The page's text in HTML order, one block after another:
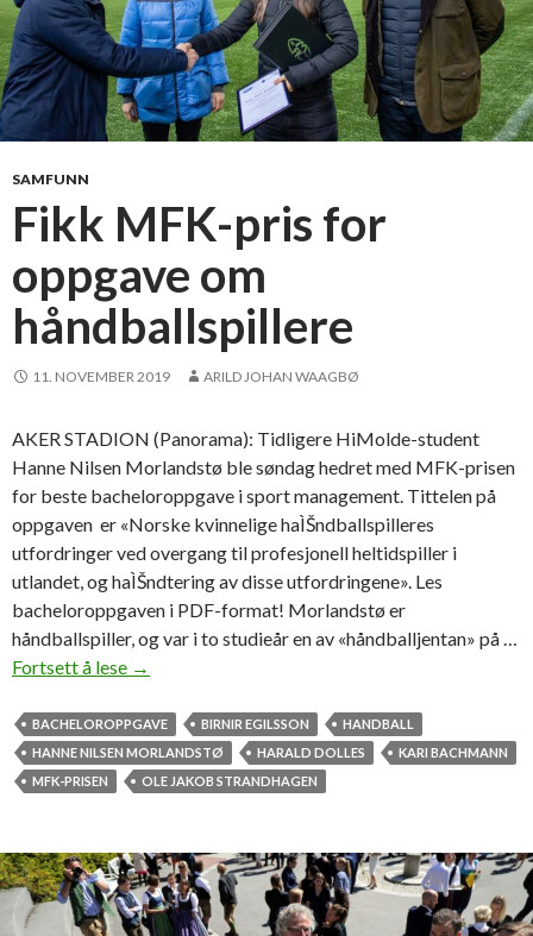
SAMFUNN
Fikk MFK-pris for
oppgave om
håndballspillere
11. NOVEMBER 2019 ARILD JOHAN WAAGBØ
AKER STADION (Panorama): Tidligere HiMolde-student
Hanne Nilsen Morlandstø ble søndag hedret med MFK-prisen
for beste bacheloroppgave i sport management. Tittelen på
oppgaven er «Norske kvinnelige haÌŠndballspilleres
utfordringer ved overgang til profesjonell heltidspiller i
utlandet, og haÌŠndtering av disse utfordringene». Les
bacheloroppgaven i PDF-format! Morlandstø er
håndballspiller, og var i to studieår en av «håndballjentan» på …
Fortsett å lese F
k
k
M
-
p
r
→
BACHELOROPPGAVE BIRNIR EGILSSON
HANDBALL
HANNE NILSEN MORLANDSTØ
HARALD DOLLES
KARI BACHMANN
MFK-PRISEN
OLE JAKOB STRANDHAGEN